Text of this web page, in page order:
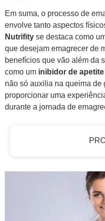
Em suma, o processo de
envolve tanto aspectos
Nutrifity se destaca como
que desejam emagrecer de
benefícios que vão além da
como um inibidor de apetite
não só auxilia na queima de
proporcionar uma
durante a jornada de